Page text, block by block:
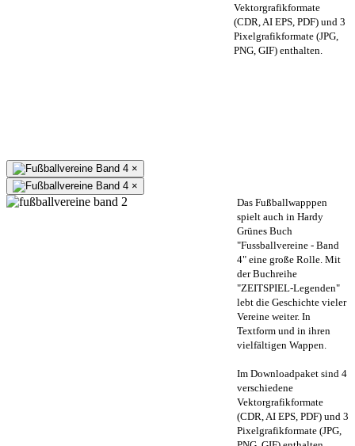
Vektorgrafikformate
(CDR, AI EPS, PDF) und 3
Pixelgrafikformate (JPG,
PNG, GIF) enthalten.
×
×
Das Fußballwapppen
spielt auch in Hardy
Grünes Buch
"Fussballvereine - Band
4" eine große Rolle. Mit
der Buchreihe
"ZEITSPIEL-Legenden"
lebt die Geschichte vieler
Vereine weiter. In
Textform und in ihren
vielfältigen Wappen.
Im Downloadpaket sind 4
verschiedene
Vektorgrafikformate
(CDR, AI EPS, PDF) und 3
Pixelgrafikformate (JPG,